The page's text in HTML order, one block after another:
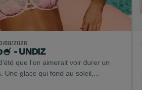
08/2026
- UNDIZ
que l’on aimerait voir durer un
Une glace qui fond au soleil,...